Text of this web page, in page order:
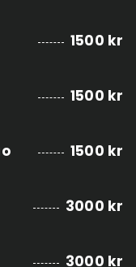
1500 kr
1500 kr
1500 kr
3000 kr
3000 kr